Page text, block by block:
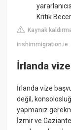
Kritik
Kaynak
irishimmigration.ie
İrlanda
İrlanda vize
değil,
yapmanız
İzmir ve